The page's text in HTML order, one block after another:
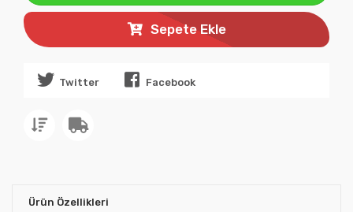
Sepete Ekle
Twitter Facebook
Ürün Özellikleri